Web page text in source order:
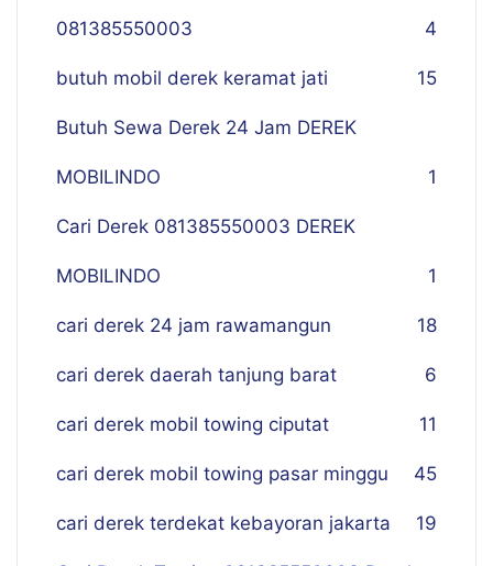
081385550003 4
butuh mobil derek keramat jati 15
Butuh Sewa Derek 24 Jam DEREK
MOBILINDO 1
Cari Derek 081385550003 DEREK
MOBILINDO 1
cari derek 24 jam rawamangun 18
cari derek daerah tanjung barat 6
cari derek mobil towing ciputat 11
cari derek mobil towing pasar minggu 45
cari derek terdekat kebayoran jakarta 19